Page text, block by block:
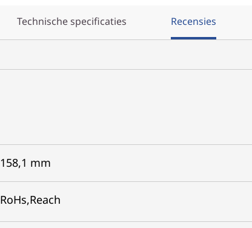
Technische specificaties Recensies
158,1 mm
RoHs,Reach